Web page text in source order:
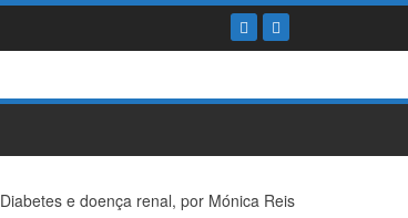
Diabetes e doença renal, por Mónica Reis